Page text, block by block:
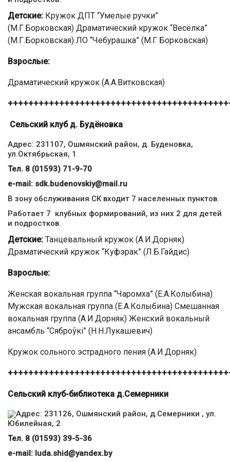
Детские: Кружок ДПТ “Умелые ручки”
(М.Г.Борковская) Драматический кружок “Весёлка”
(М.Г.Борковская) ЛО “Чебурашка” (М.Г Борковская)
Взрослые:
Драматический кружок (А.А.Витковская)
Сельский клуб д. Будёновка
Адрес: 231107, Ошмянский район, д. Буденовка,
ул.Октябрьская, 1
Тел. 8 (01593) 71-9-70
е-mail: sdk.budenovskiy@mail.ru
В зону обслуживания СК входит 7 населенных пунктов.
Работает 7 клубных формирований, из них 2 для детей
и подростков.
Детские: Танцевальный кружок (А.И.Дорняк)
Драматический кружок “Куфэрак” (Л.Б.Гайдис)
Взрослые:
Женская вокальная группа “Чаромха” (Е.А.Колыбина)
Мужская вокальная группа (Е.А.Колыбина) Смешанная
вокальная группа (А.И.Дорняк) Женский вокальный
ансамбль “Сяброўкі” (Н.Н.Лукашевич)
Кружок сольного эстрадного пения (А.И.Дорняк)
Сельский клуб-библиотека д.Семерники
Адрес: 231126, Ошмянский район, д.Семерники , ул.
Юбилейная, 2
Тел. 8 (01593) 39-5-36
е-mail: luda.shid@yandex.by